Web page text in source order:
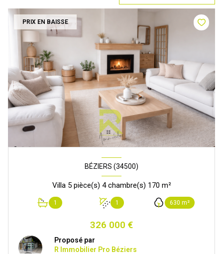
PRIX EN BAISSE
BÉZIERS (34500)
Villa 5 pièce(s) 4 chambre(s) 170 m²
1 1 630 m²
326 000 €
Proposé par
R Immobilier Pro Béziers